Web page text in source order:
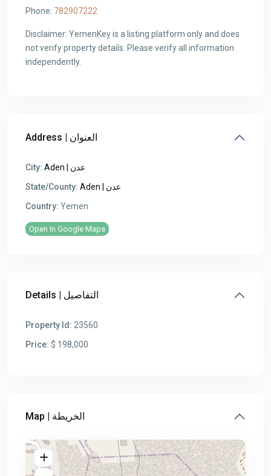
Phone: 782907222
Disclaimer: YemenKey is a listing platform only and does
not verify property details. Please verify all information
independently.
Address | العنوان
City:
Aden | عدن
State/County:
Aden | عدن
Country: Yemen
Open In Google Maps
Details | التفاصيل
Property Id: 23560
Price: $ 198,000
Map | الخريطة